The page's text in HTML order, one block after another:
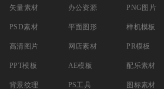
矢量素材
PSD素材
高清图片
PPT模板
背景纹理
办公资源
平面图形
网店素材
AE模板
PS工具
PNG图片
样机模板
PR模板
配乐素材
图标素材